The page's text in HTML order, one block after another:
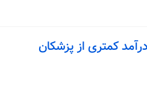
کمتری از پزشکان